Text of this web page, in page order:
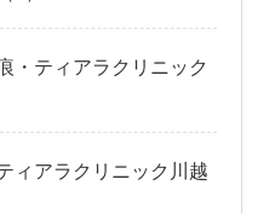
・ティアラクリニック
ィアラクリニック川越